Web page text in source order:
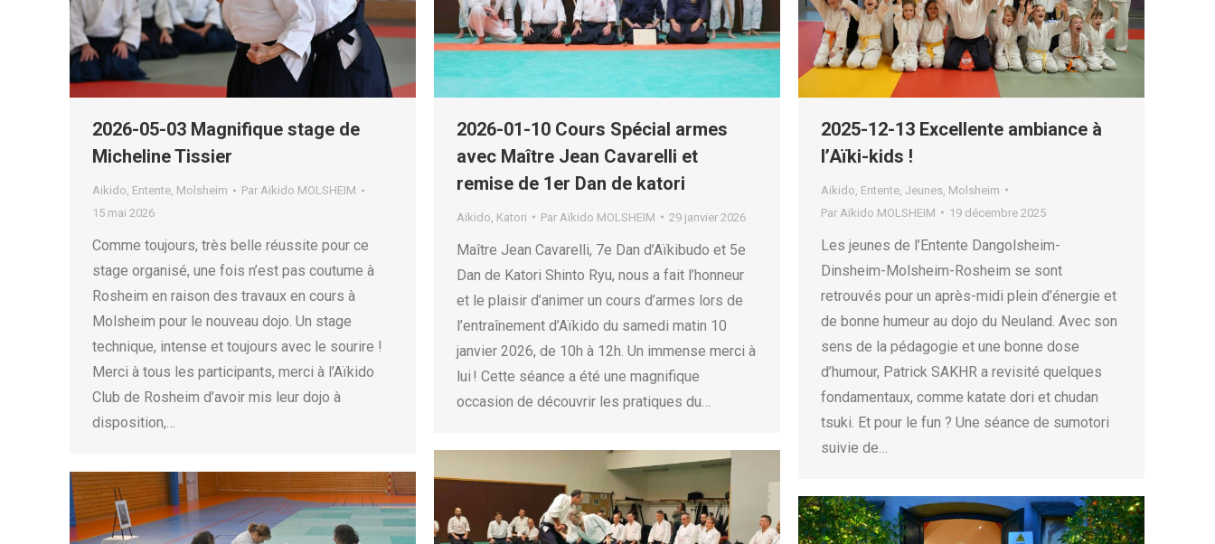
2026-05-03 Magnifique stage de
Micheline Tissier
Aikido, Entente, Molsheim Par Aïkido MOLSHEIM
15 mai 2026
Comme toujours, très belle réussite pour ce
stage organisé, une fois n’est pas coutume à
Rosheim en raison des travaux en cours à
Molsheim pour le nouveau dojo. Un stage
technique, intense et toujours avec le sourire !
Merci à tous les participants, merci à l’Aïkido
Club de Rosheim d’avoir mis leur dojo à
disposition,…
2026-01-10 Cours Spécial armes
avec Maître Jean Cavarelli et
remise de 1er Dan de katori
Aikido Katori Par Aïkido MOLSHEIM 29 janvier 2026
Maître Jean Cavarelli, 7e Dan d’Aïkibudo et 5e
Dan de Katori Shinto Ryu, nous a fait l’honneur
et le plaisir d’animer un cours d’armes lors de
l’entraînement d’Aïkido du samedi matin 10
janvier 2026, de 10h à 12h. Un immense merci à
lui ! Cette séance a été une magnifique
occasion de découvrir les pratiques du…
2025-12-13 Excellente ambiance à
l’Aïki-kids !
Aikido Entente Jeunes Molsheim
Par Aïkido MOLSHEIM 19 décembre 2025
Les jeunes de l’Entente Dangolsheim-
Dinsheim-Molsheim-Rosheim se sont
retrouvés pour un après-midi plein d’énergie et
de bonne humeur au dojo du Neuland. Avec son
sens de la pédagogie et une bonne dose
d’humour, Patrick SAKHR a revisité quelques
fondamentaux, comme katate dori et chudan
tsuki. Et pour le fun ? Une séance de sumotori
suivie de…